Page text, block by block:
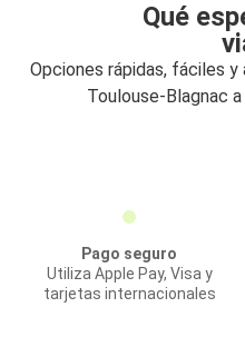
Qué
Opciones rápidas, fáciles
Toulouse-Blagnac
Pago seguro
Utiliza Apple Pay, Visa y
tarjetas internacionales